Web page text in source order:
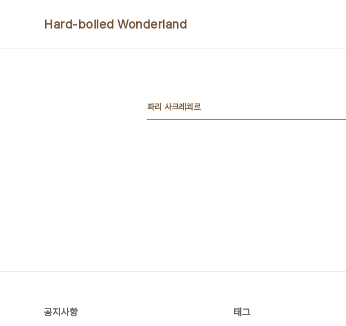
Hard-boiled Wonderland
파리 사크레쾨르
공지사항 태그